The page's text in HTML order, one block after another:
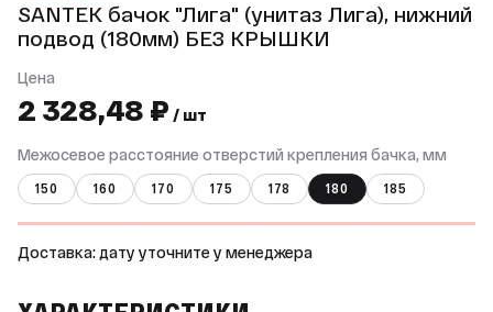
SANTEK бачок "Лига" (унитаз Лига), нижний
подвод (180мм) БЕЗ КРЫШКИ
Цена
2 328,48 ₽ / шт
Межосевое расстояние отверстий крепления бачка, мм
150 160 170 175 178 180 185
Доставка: дату уточните у менеджера